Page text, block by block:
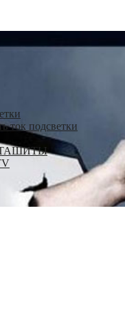
ток подсветки